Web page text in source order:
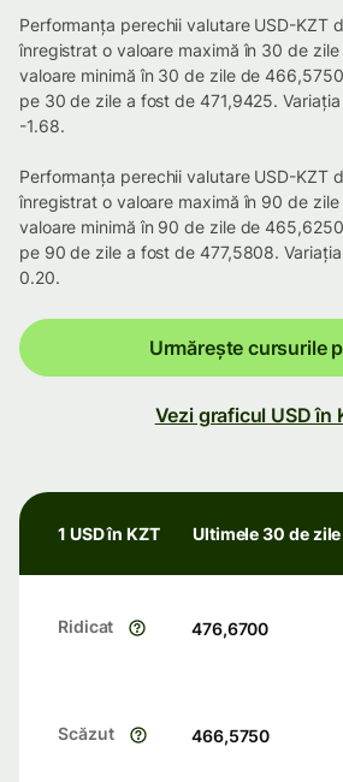
Performanța perechii valutare USD-KZT
înregistrat o valoare maximă în 30 de
valoare minimă în 30 de zile de
pe 30 de zile a fost de 471,9425.
-1.68.
Performanța perechii valutare USD-KZT
înregistrat o valoare maximă în 90 de
valoare minimă în 90 de zile de
pe 90 de zile a fost de 477,5808.
0.20.
Urmărește cursurile
Vezi graficul USD în
1 USD în KZT Ultimele 30 de zile
Ridicat 476,6700
Scăzut 466,5750